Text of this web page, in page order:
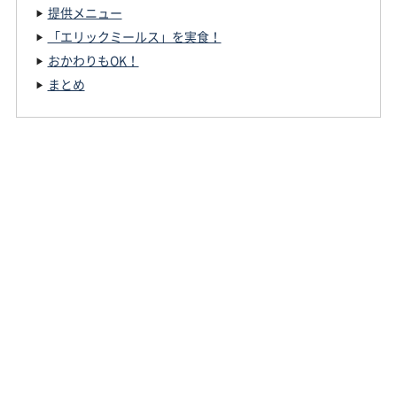
提供メニュー
「エリックミールス」を実食！
おかわりもOK！
まとめ